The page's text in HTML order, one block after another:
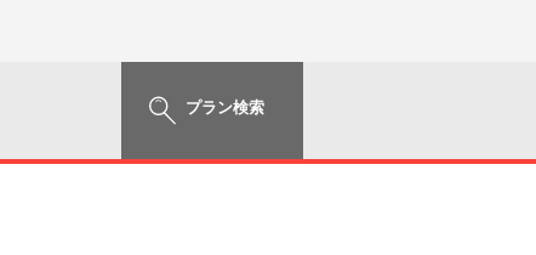
プラン検索